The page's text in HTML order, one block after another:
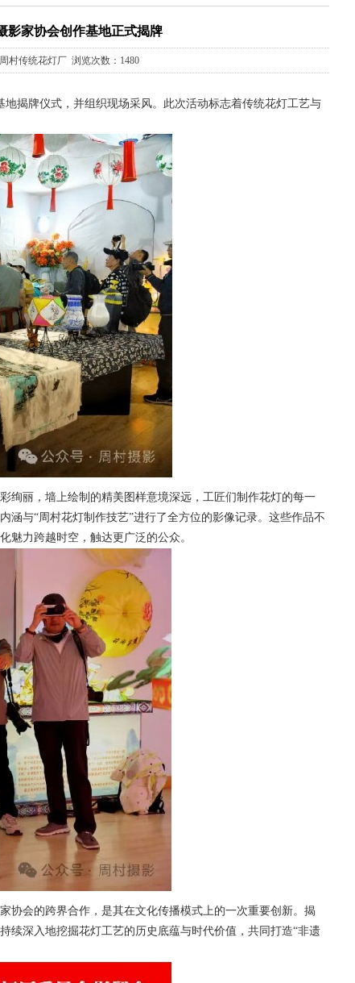
家协会创作基地正式揭牌
村传统花灯厂 浏览次数：1480
揭牌仪式，并组织现场采风。此次活动标志着传统花灯工艺与
丽，墙上绘制的精美图样意境深远，工匠们制作花灯的每一
涵与“周村花灯制作技艺”进行了全方位的影像记录。这些作品不
魅力跨越时空，触达更广泛的公众。
协会的跨界合作，是其在文化传播模式上的一次重要创新。揭
续深入地挖掘花灯工艺的历史底蕴与时代价值，共同打造“非遗